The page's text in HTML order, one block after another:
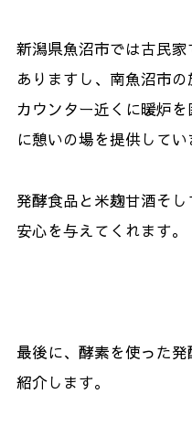
新潟県魚沼市では古民
ありますし、南魚沼市
カウンター近くに暖炉
に憩いの場を提供してい
発酵食品と米麹甘酒そ
安心を与えてくれます。
最後に、酵素を使った
紹介します。